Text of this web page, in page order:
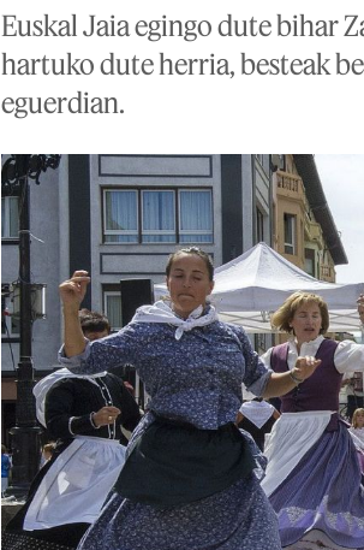
Euskal Jaia egingo dute bihar
hartuko dute herria, besteak
eguerdian.